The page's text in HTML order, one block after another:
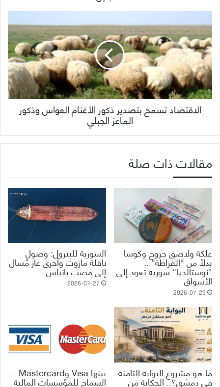
الاقتصاد تسمح بتصدير ذكور الأغنام العواس وذكور
الماعز الجبلي
مقالات ذات صلة
علكة ولاصق جروح وكوسا
بدلاً من “الفراطة” ..
“نوستالجيا” سورية تعود إلى
الأسواق
2026-07-29
السورية للبترول: وصول
ناقلة مازوت وأخرى غاز مُسال
إلى مصب بانياس
2026-07-27
ما هو مشروع البوابة الثامنة
في دمشق؟.. الحكاية من
بينها Visa وMastercard ..
السماح للمؤسسات المالية